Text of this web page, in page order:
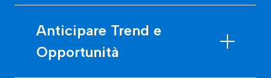
Anticipare Trend e
Opportunità